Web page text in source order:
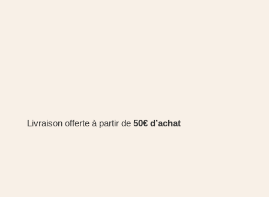
Livraison offerte à partir de 50€ d’achat